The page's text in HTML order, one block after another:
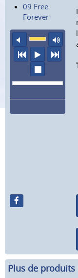
09 Free
Forever
son éteint
précédent
Plus de